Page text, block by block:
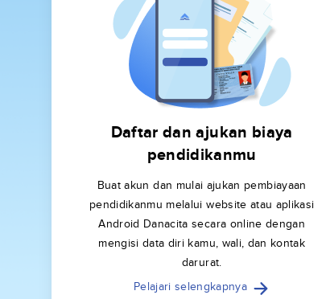
Daftar dan ajukan biaya
pendidikanmu
Buat akun dan mulai ajukan pembiayaan
pendidikanmu melalui website atau aplikasi
Android Danacita secara online dengan
mengisi data diri kamu, wali, dan kontak
darurat.
Pelajari selengkapnya